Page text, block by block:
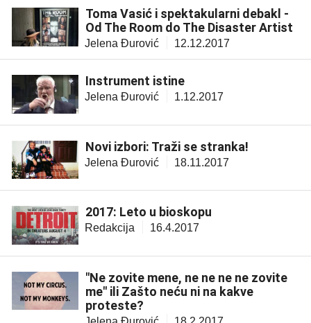
Toma Vasić i spektakularni debakl -
Od The Room do The Disaster Artist
Jelena Đurović 12.12.2017
Instrument istine
Jelena Đurović 1.12.2017
Novi izbori: Traži se stranka!
Jelena Đurović 18.11.2017
2017: Leto u bioskopu
Redakcija 16.4.2017
"Ne zovite mene, ne ne ne ne zovite
me" ili Zašto neću ni na kakve
proteste?